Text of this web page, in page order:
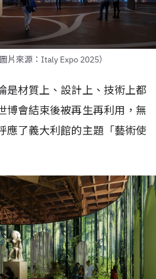
片來源：Italy Expo 2025）
是材質上、設計上、技術上都
博會結束後被再生再利用，無
應了義大利館的主題「藝術使